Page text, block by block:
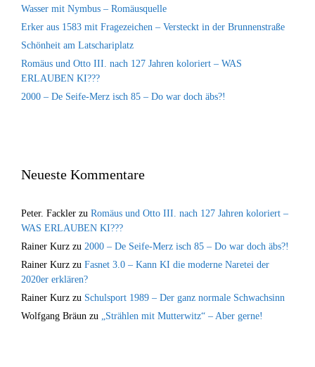
Wasser mit Nymbus – Romäusquelle
Erker aus 1583 mit Fragezeichen – Versteckt in der Brunnenstraße
Schönheit am Latschariplatz
Romäus und Otto III. nach 127 Jahren koloriert – WAS
ERLAUBEN KI???
2000 – De Seife-Merz isch 85 – Do war doch äbs?!
Neueste Kommentare
Peter. Fackler zu Romäus und Otto III. nach 127 Jahren koloriert –
WAS ERLAUBEN KI???
Rainer Kurz zu 2000 – De Seife-Merz isch 85 – Do war doch äbs?!
Rainer Kurz zu Fasnet 3.0 – Kann KI die moderne Naretei der
2020er erklären?
Rainer Kurz zu Schulsport 1989 – Der ganz normale Schwachsinn
Wolfgang Bräun zu „Strählen mit Mutterwitz“ – Aber gerne!